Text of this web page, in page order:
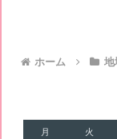
ホーム 地
月 火